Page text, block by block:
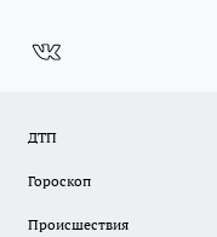
ДТП
Гороскоп
Происшествия